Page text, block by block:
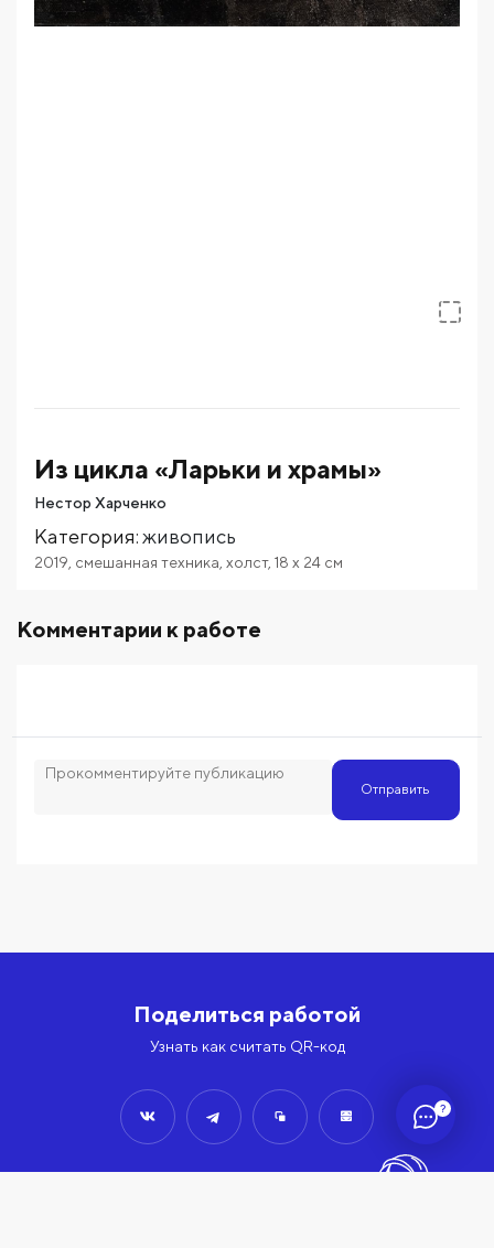
?
Из цикла «Ларьки и храмы»
Нестор Харченко
Категория:живопись
2019 смешанная техника холст, 18 x 24 см
Комментарии к работе
Отправить
Поделиться работой
Узнать как считать QR-код